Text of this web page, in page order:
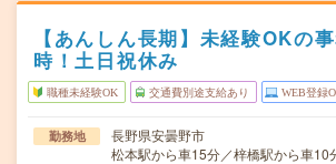
【あんしん長期】未経験OKの
時！土日祝休み
職種未経験OK 交通費別途支給あり WEB登録
勤務地
長野県安曇野市
松本駅から車15分／梓橋駅から車10